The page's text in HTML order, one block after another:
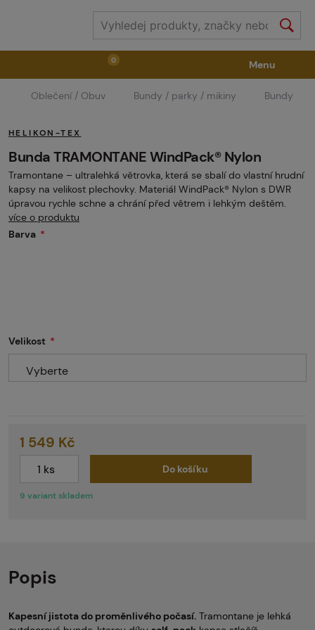
0
Zbraně Příslušenství ke zbraním Výstroj
Střelivo Masky Vzduch / CO2
Díly pro značkovače / Hřiště Oblečení / Obuv
Menu
Oblečení / Obuv Bundy / parky / mikiny Bundy
HELIKON-TEX
Bunda TRAMONTANE WindPack® Nylon
Tramontane – ultralehká větrovka, která se sbalí do vlastní hrudní
kapsy na velikost plechovky. Materiál WindPack® Nylon s DWR
úpravou rychle schne a chrání před větrem i lehkým deštěm.
více o produktu
Barva
Velikost
Vyberte
9 variant skladem
1 549 Kč
Do košíku
Popis
Kapesní jistota do proměnlivého počasí. Tramontane je lehká